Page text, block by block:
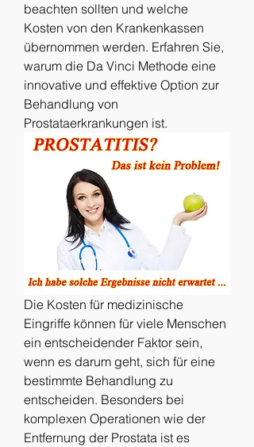
beachten sollten und welche
Kosten von den Krankenkassen
übernommen werden. Erfahren Sie,
warum die Da Vinci Methode eine
innovative und effektive Option zur
Behandlung von
Prostataerkrankungen ist.
Die Kosten für medizinische
Eingriffe können für viele Menschen
ein entscheidender Faktor sein,
wenn es darum geht, sich für eine
bestimmte Behandlung zu
entscheiden. Besonders bei
komplexen Operationen wie der
Entfernung der Prostata ist es